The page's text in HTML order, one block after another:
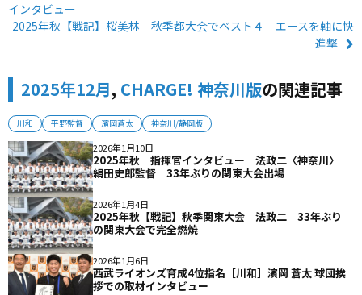
インタビュー
2025年秋【戦記】桜美林 秋季都大会でベスト４ エースを軸に快
進撃
2025年12月, CHARGE! 神奈川版の関連記事
川和 平野監督 濱岡蒼太 神奈川/静岡版
2026年1月10日
2025年秋 指揮官インタビュー 法政二〈神奈川〉
絹田史郎監督 33年ぶりの関東大会出場
2026年1月4日
2025年秋【戦記】秋季関東大会 法政二 33年ぶり
の関東大会で完全燃焼
2026年1月6日
西武ライオンズ育成4位指名［川和］濱岡 蒼太 球団挨
拶での取材インタビュー